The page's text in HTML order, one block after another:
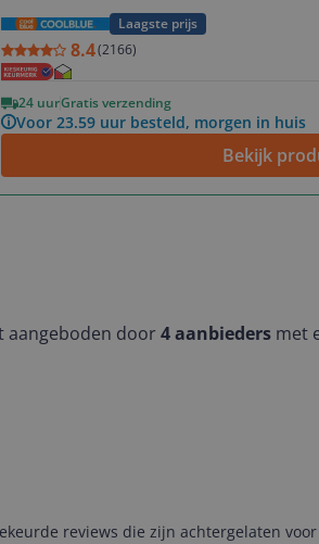
Laagste prijs
8.4(2166)
24 uurGratis verzending
Voor 23.59 uur besteld, morgen in huis
Bekijk
door4aanbieders met
reviews die zijn achtergelaten